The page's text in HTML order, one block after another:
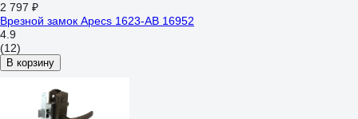
2 797 ₽
Врезной замок Apecs 1623-AB 16952
4.9
(12)
В корзину